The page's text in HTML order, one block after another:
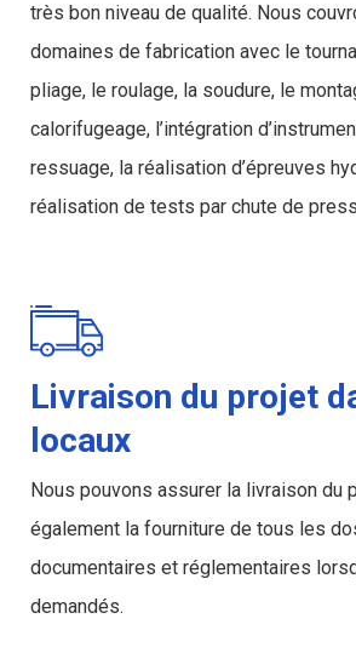
très bon niveau de qualité. Nous
domaines de fabrication avec le
pliage, le roulage, la soudure, le
calorifugeage, l’intégration
ressuage, la réalisation d’épreuves
réalisation de tests par chute de
Livraison du projet
locaux
Nous pouvons assurer la livraison du
également la fourniture de tous les
documentaires et réglementaires
demandés.